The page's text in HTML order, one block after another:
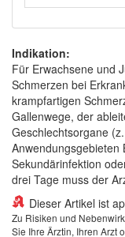
Indikation:
Für Erwachsene und
Schmerzen bei
krampfartigen
Gallenwege, der
Geschlechtsorgane
Anwendungsgebieten
Sekundärinfektion
drei Tage muss der
Dieser Artikel ist
Zu Risiken und
Sie Ihre Ärztin, Ihren Arzt